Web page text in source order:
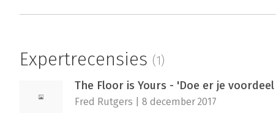
Expertrecensies (1)
The Floor is Yours - 'Doe er je
Fred Rutgers | 8 december 2017